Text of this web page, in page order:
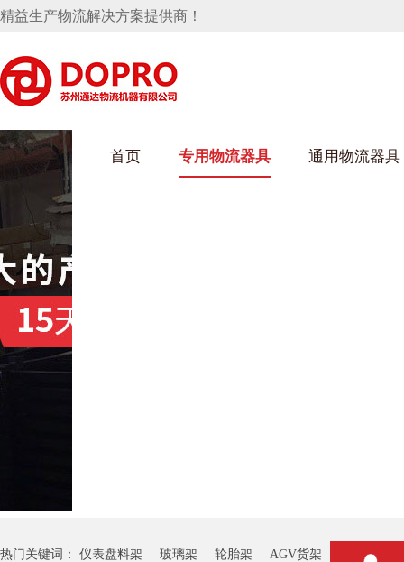
精益生产物流解决方案提供商！
首页 专用物流器具
葫芦娃短视频APP安装下载进入架
丝车/纺丝车
通用物流器具
乌龟车/平台车
钢板箱
货架系统
化纤纺织行业
化工行业
热门关键词： 仪表盘料架 玻璃架 轮胎架 AGV货架 钢板箱